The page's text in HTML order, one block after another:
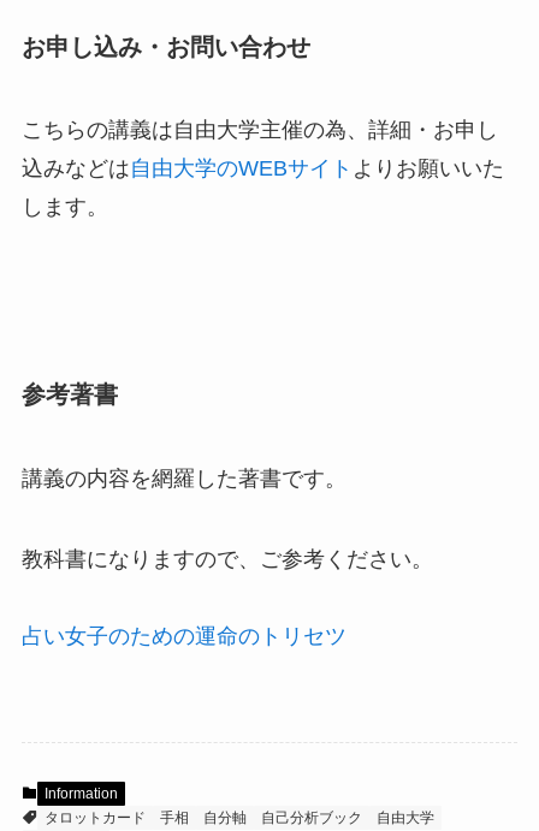
お申し込み・お問い合わせ
こちらの講義は自由大学主催の為、詳細・お申し
込みなどは自由大学のWEBサイト よりお願いいた
します。
参考著書
講義の内容を網羅した著書です。
教科書になりますので、ご参考ください。
占い女子のための運命のトリセツ
Information
タロットカード
手相 自分軸 自己分析ブック
自由大学